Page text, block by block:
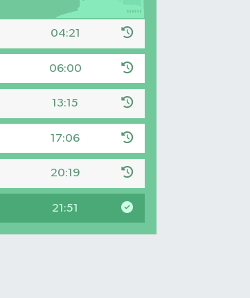
04:21
06:00
13:15
17:06
20:19
21:51